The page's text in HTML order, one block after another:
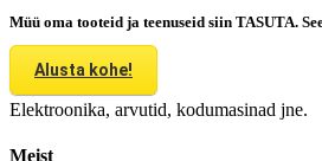
Müü oma tooteid ja teenuseid siin TASUTA.
Alusta kohe!
Elektroonika, arvutid, kodumasinad jne.
Meist